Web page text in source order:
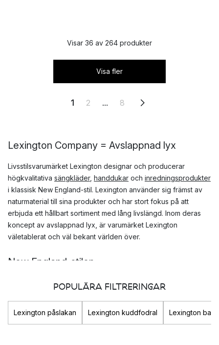
Visar 36 av 264 produkter
Visa fler
1 2 ... 8
Lexington Company = Avslappnad lyx
Livsstilsvarumärket Lexington designar och producerar
högkvalitativa sängkläder, handdukar och inredningsprodukter
i klassisk New England-stil. Lexington använder sig främst av
naturmaterial till sina produkter och har stort fokus på att
erbjuda ett hållbart sortiment med lång livslängd. Inom deras
koncept av avslappnad lyx, är varumärket Lexington
väletablerat och väl bekant världen över.
New England-stilen
Lexingtons design-filosofi är influerad av den amerikanska
klassisk, marin stil med en känsla av lyx.
POPULÄRA FILTRERINGAR
Lexington påslakan Lexington kuddfodral Lexington